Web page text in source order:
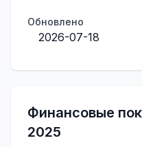
Обновлено
2026-07-18
Финансовые
2025